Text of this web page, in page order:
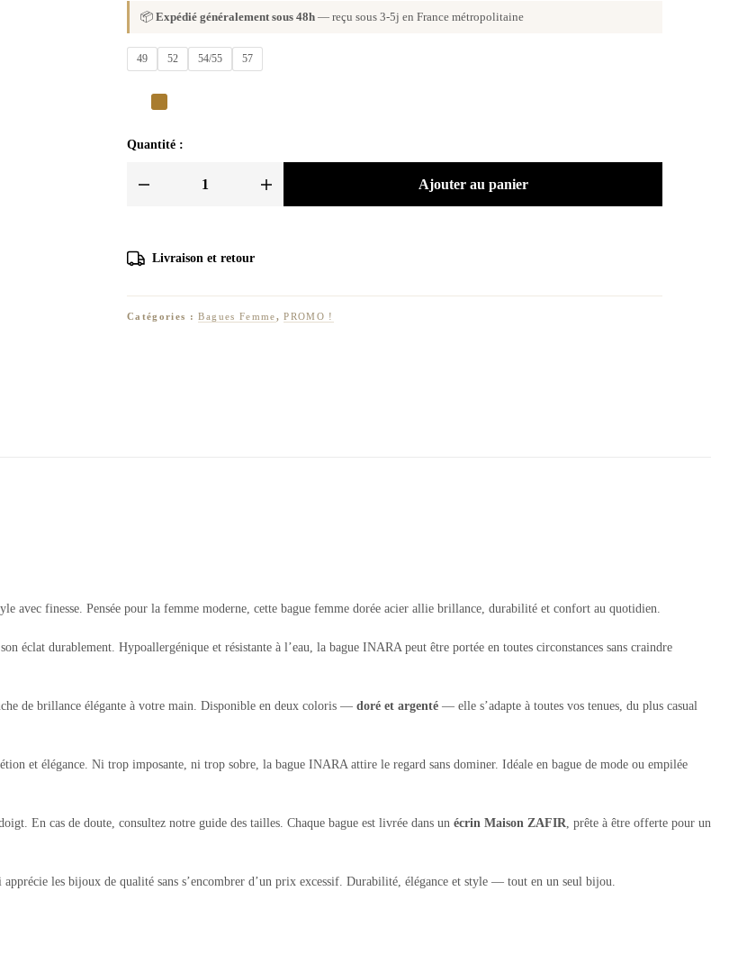
📦 Expédié généralement sous 48h — reçu sous 3-5j en France métropolitaine
49 52 54/55 57
Quantité :
quantité
Ajouter au panier
Livraison et retour
Catégories :Bagues Femme,PROMO !
avec finesse. Pensée pour la femme moderne, cette bague femme dorée acier allie brillance, durabilité et confort au quotidien.
son éclat durablement. Hypoallergénique et résistante à l’eau, la bague INARA peut être portée en toutes circonstances sans craindre
de brillance élégante à votre main. Disponible en deux coloris — doré et argenté — elle s’adapte à toutes vos tenues, du plus casual
et élégance. Ni trop imposante, ni trop sobre, la bague INARA attire le regard sans dominer. Idéale en bague de mode ou empilée
En cas de doute, consultez notre guide des tailles. Chaque bague est livrée dans un écrin Maison ZAFIR , prête à être offerte pour un
les bijoux de qualité sans s’encombrer d’un prix excessif. Durabilité, élégance et style — tout en un seul bijou.